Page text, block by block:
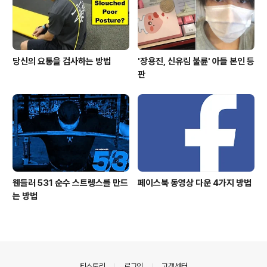
당신의 요통을 검사하는 방법
'장용진, 신유림 불륜' 아들 본인 등
판
웬들러 531 순수 스트렝스를 만드
는 방법
페이스북 동영상 다운 4가지 방법